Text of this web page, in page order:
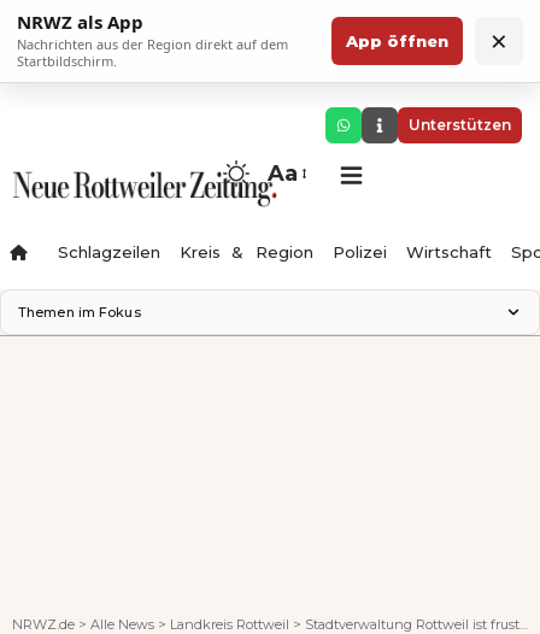
NRWZ als App
Nachrichten aus der Region direkt auf dem
Startbildschirm.
App öffnen ×
Unterstützen
Aa
Schlagzeilen Kreis & Region Polizei Wirtschaft
Themen im Fokus
NRWZ.de > Alle News > Landkreis Rottweil > Stadtverwaltung Rottweil ist frustriert – Vandalen schlagen gleich mehrfach zu